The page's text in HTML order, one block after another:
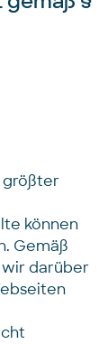
größter
können
Gemäß
darüber